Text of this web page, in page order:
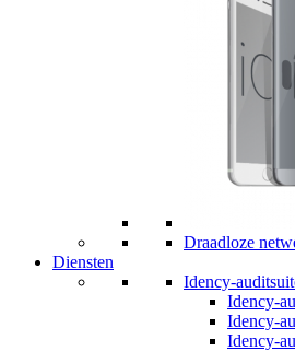
Draadloze
Diensten
Idency-
Idency-
Idency-
Idency-